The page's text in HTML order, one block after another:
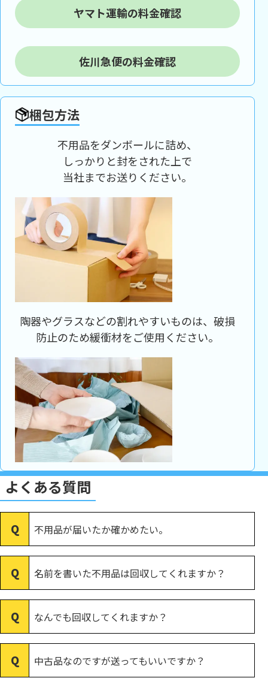
ヤマト運輸の料金確認
佐川急便の料金確認
梱包方法
不用品をダンボールに詰め、
しっかりと封をされた上で
当社までお送りください。
陶器やグラスなどの割れやすいものは、破損
防止のため緩衝材をご使用ください。
よくある質問
不用品が届いたか確かめたい。
名前を書いた不用品は回収してくれますか？
なんでも回収してくれますか？
中古品なのですが送ってもいいですか？